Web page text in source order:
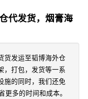
代发货，烟膏海
货发运至韬博海外仓
，打包，发货等一系
施的同时，我们还免
更多的时间和成本。